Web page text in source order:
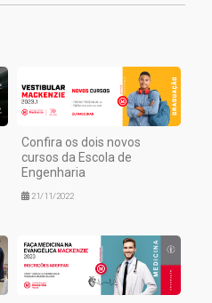
Confira os dois novos
cursos da Escola de
Engenharia
21/11/2022